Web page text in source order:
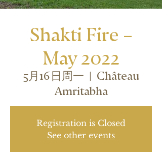
Shakti Fire –
May 2022
5月16日周一
  |
Château
Amritabha
Registration is Closed
See other events